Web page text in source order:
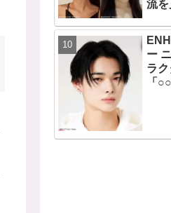
流を
由
ー
ラ
「
「